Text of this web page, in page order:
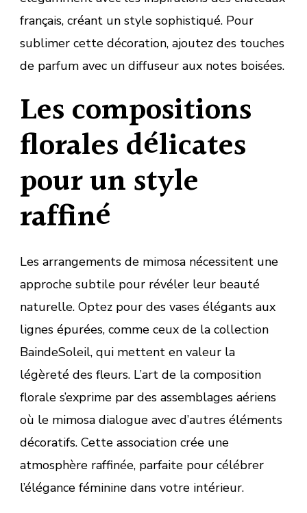
français, créant un style sophistiqué. Pour
sublimer cette décoration, ajoutez des touches
de parfum avec un diffuseur aux notes boisées.
Les compositions
florales délicates
pour un style
raffiné
Les arrangements de mimosa nécessitent une
approche subtile pour révéler leur beauté
naturelle. Optez pour des vases élégants aux
lignes épurées, comme ceux de la collection
BaindeSoleil, qui mettent en valeur la
légèreté des fleurs. L’art de la composition
florale s’exprime par des assemblages aériens
où le mimosa dialogue avec d’autres éléments
décoratifs. Cette association crée une
atmosphère raffinée, parfaite pour célébrer
l’élégance féminine dans votre intérieur.